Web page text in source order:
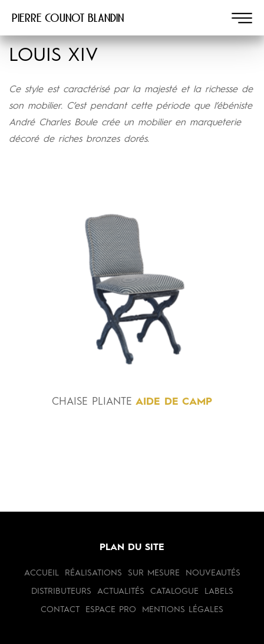
Pierre COUNOT BLANDIN
LOUIS XIV
Ce style est caractérisé par la majesté et la richesse de
son mobilier. C’est pendant cette période que l’ébéniste
André Charles Boule crée un mobilier en marqueterie
décoré de riches bronzes dorés.
CHAISE PLIANTE AIDE DE CAMP
PLAN DU SITE
ACCUEIL RÉALISATIONS SUR MESURE NOUVEAUTÉS
DISTRIBUTEURS ACTUALITÉS CATALOGUE LABELS
CONTACT ESPACE PRO MENTIONS LÉGALES